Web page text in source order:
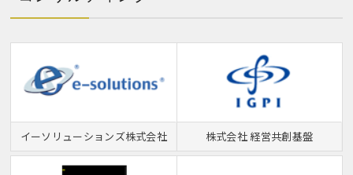
イーソリューションズ株式会社 株式会社 経営共創基盤